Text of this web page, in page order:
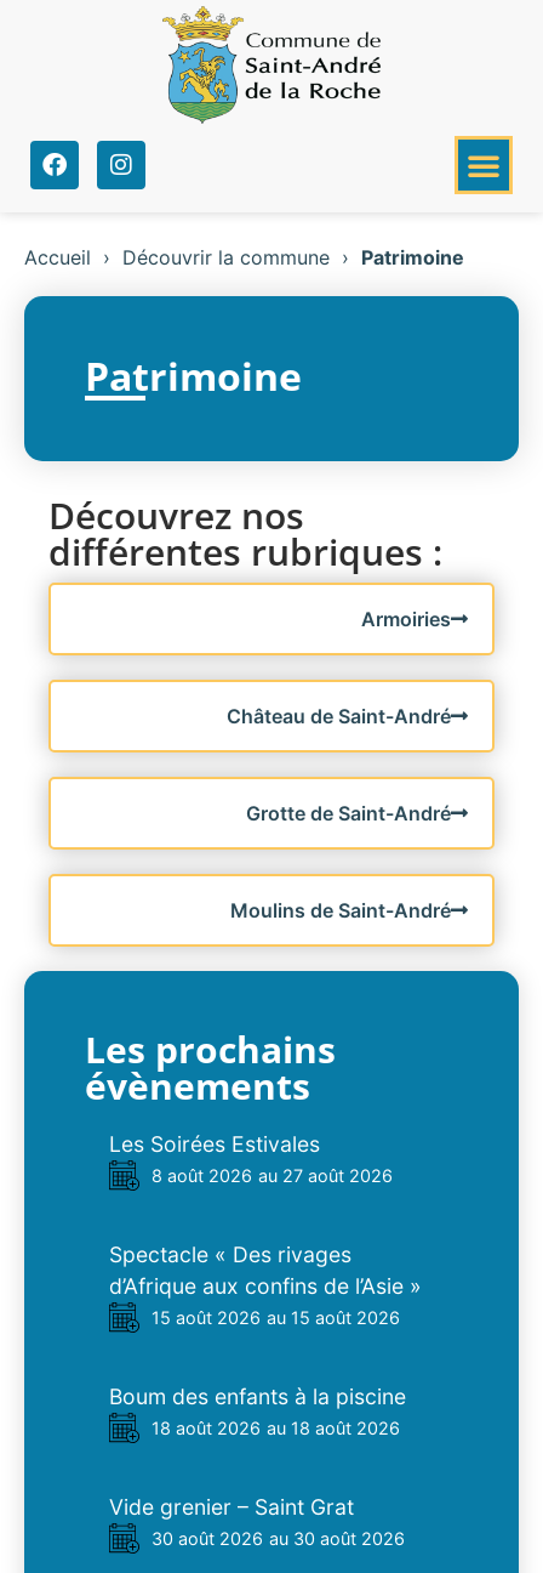
Accueil › Découvrir la commune › Patrimoine
Patrimoine
Découvrez nos
différentes rubriques :
Armoiries
Château de Saint-André
Grotte de Saint-André
Moulins de Saint-André
Les prochains
évènements
Les Soirées Estivales
8 août 2026 au 27 août 2026
Spectacle « Des rivages
d’Afrique aux confins de l’Asie »
15 août 2026 au 15 août 2026
Boum des enfants à la piscine
18 août 2026 au 18 août 2026
Vide grenier – Saint Grat
30 août 2026 au 30 août 2026